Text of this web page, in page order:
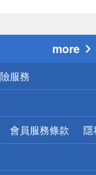
more
服務
會員服務條款 隱